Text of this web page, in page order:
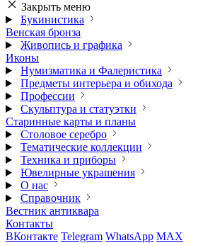
Закрыть меню
Букинистика
Венская бронза
Живопись и графика
Иконы
Нумизматика и Фалеристика
Предметы интерьера и обихода
Профессии
Скульптура и статуэтки
Старинные карты и планы
Столовое серебро
Тематические коллекции
Техника и приборы
Ювелирные украшения
О нас
Справочник
Вестник антиквара
Контакты
ВКонтакте Telegram WhatsApp MAX